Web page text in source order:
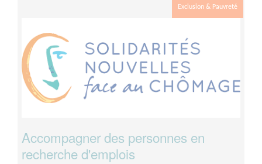
Exclusion & Pauvreté
Accompagner des personnes en
recherche d'emplois